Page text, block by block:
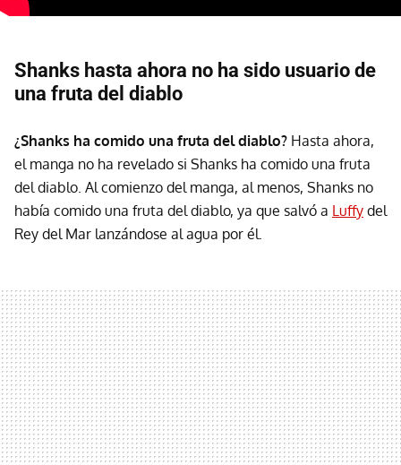
Shanks hasta ahora no ha sido usuario de
una fruta del diablo
¿Shanks ha comido una fruta del diablo? Hasta ahora,
el manga no ha revelado si Shanks ha comido una fruta
del diablo. Al comienzo del manga, al menos, Shanks no
había comido una fruta del diablo, ya que salvó a Luffy del
Rey del Mar lanzándose al agua por él.